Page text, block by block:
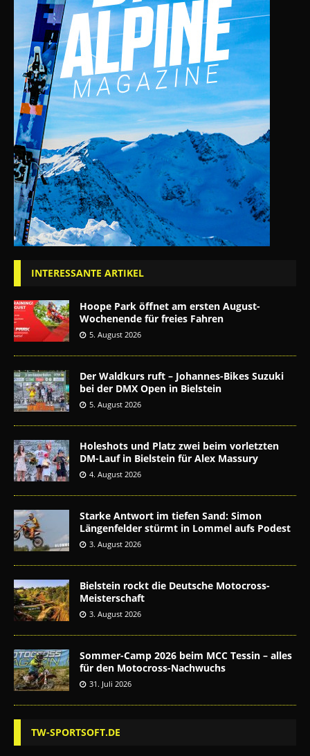
INTERESSANTE ARTIKEL
Hoope Park öffnet am ersten August-
Wochenende für freies Fahren
5. August 2026
Der Waldkurs ruft – Johannes-Bikes Suzuki
bei der DMX Open in Bielstein
5. August 2026
Holeshots und Platz zwei beim vorletzten
DM-Lauf in Bielstein für Alex Massury
4. August 2026
Starke Antwort im tiefen Sand: Simon
Längenfelder stürmt in Lommel aufs Podest
3. August 2026
Bielstein rockt die Deutsche Motocross-
Meisterschaft
3. August 2026
Sommer-Camp 2026 beim MCC Tessin – alles
für den Motocross-Nachwuchs
31. Juli 2026
TW-SPORTSOFT.DE